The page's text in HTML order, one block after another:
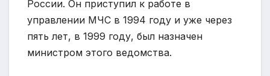
России. Он приступил к работе в
управлении МЧС в 1994 году и уже через
пять лет, в 1999 году, был назначен
министром этого ведомства.